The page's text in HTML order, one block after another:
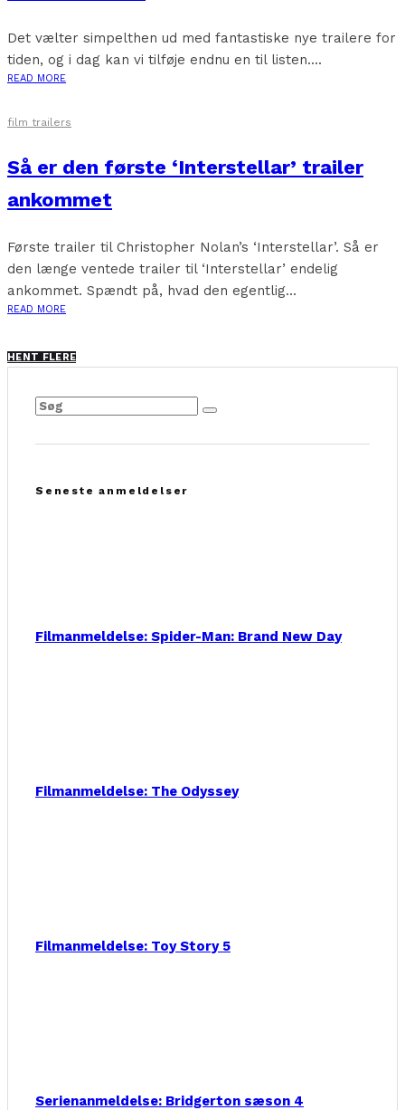
Det vælter simpelthen ud med fantastiske nye trailere for
tiden, og i dag kan vi tilføje endnu en til listen....
READ MORE
film trailers
Så er den første ‘Interstellar’ trailer
ankommet
Første trailer til Christopher Nolan’s ‘Interstellar’. Så er
den længe ventede trailer til ‘Interstellar’ endelig
ankommet. Spændt på, hvad den egentlig...
READ MORE
HENT FLERE
Seneste anmeldelser
Filmanmeldelse: Spider-Man: Brand New Day
Filmanmeldelse: The Odyssey
Filmanmeldelse: Toy Story 5
Serienanmeldelse: Bridgerton sæson 4